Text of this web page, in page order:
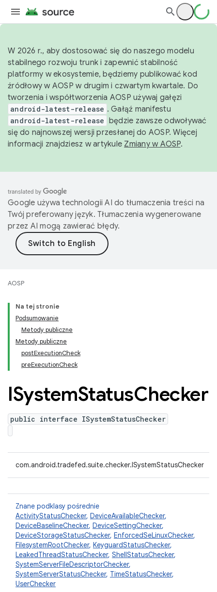
W 2026 r., aby dostosować się do naszego modelu
stabilnego rozwoju trunk i zapewnić stabilność
platformy w ekosystemie, będziemy publikować kod
źródłowy w AOSP w drugim i czwartym kwartale. Do
tworzenia i współtworzenia AOSP używaj gałęzi
android-latest-release . Gałąź manifestu
android-latest-release będzie zawsze odwoływać
się do najnowszej wersji przesłanej do AOSP. Więcej
informacji znajdziesz w artykule Zmiany w AOSP.
Google używa technologii AI do tłumaczenia treści na
Twój preferowany język. Tłumaczenia wygenerowane
przez AI mogą zawierać błędy.
AOSP
Na tej stronie
Podsumowanie
Metody publiczne
Metody publiczne
postExecutionCheck
preExecutionCheck
ISystemStatusChecker
public interface ISystemStatusChecker
com.android.tradefed.suite.checker.ISystemStatusChecker
Znane podklasy pośrednie
ActivityStatusChecker, DeviceAvailableChecker,
DeviceBaselineChecker, DeviceSettingChecker,
DeviceStorageStatusChecker, EnforcedSeLinuxChecker,
FilesystemRootChecker, KeyguardStatusChecker,
LeakedThreadStatusChecker, ShellStatusChecker,
SystemServerFileDescriptorChecker,
SystemServerStatusChecker, TimeStatusChecker,
UserChecker